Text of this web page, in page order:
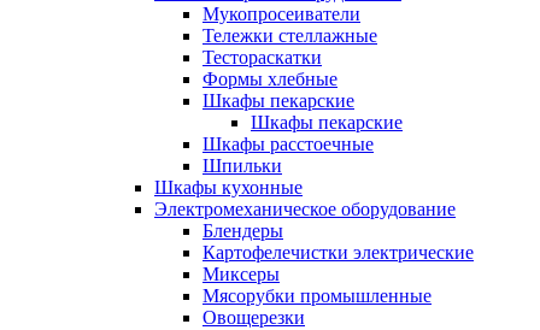
Мукопросеиватели
Тележки стеллажные
Тестораскатки
Формы хлебные
Шкафы пекарские
Шкафы пекарские
Шкафы расстоечные
Шпильки
Шкафы кухонные
Электромеханическое оборудование
Блендеры
Картофелечистки электрические
Миксеры
Мясорубки промышленные
Овощерезки